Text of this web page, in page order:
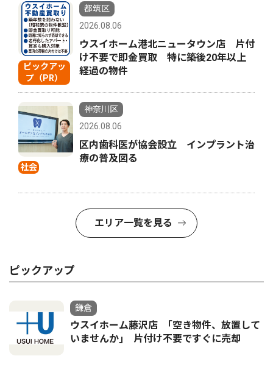
ピックアッ
プ（PR）
都筑区
2026.08.06
ウスイホーム港北ニュータウン店 片付
け不要で即金買取 特に築後20年以上
経過の物件
社会
神奈川区
2026.08.06
区内歯科医が協会設立 インプラント治
療の普及図る
エリア一覧を見る
ピックアップ
鎌倉
ウスイホーム藤沢店 ｢空き物件、放置して
いませんか｣ 片付け不要ですぐに売却